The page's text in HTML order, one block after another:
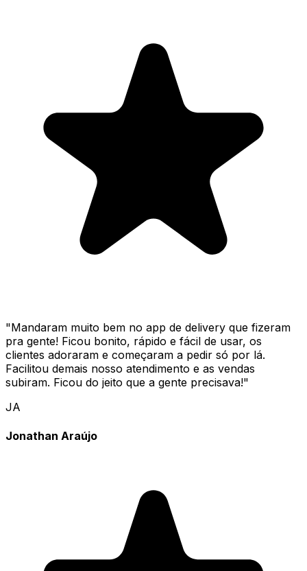
"Mandaram muito bem no app de delivery que fizeram
pra gente! Ficou bonito, rápido e fácil de usar, os
clientes adoraram e começaram a pedir só por lá.
Facilitou demais nosso atendimento e as vendas
subiram. Ficou do jeito que a gente precisava!"
JA
Jonathan Araújo